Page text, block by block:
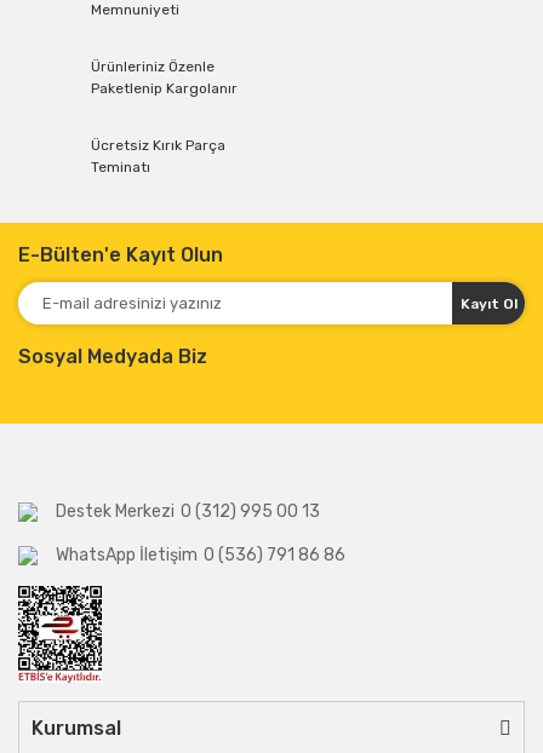
Memnuniyeti
Ürünleriniz Özenle
Paketlenip Kargolanır
Ücretsiz Kırık Parça
Teminatı
E-Bülten'e Kayıt Olun
Kayıt Ol
Sosyal Medyada Biz
Destek Merkezi 0 (312) 995 00 13
WhatsApp İletişim 0 (536) 791 86 86
Kurumsal